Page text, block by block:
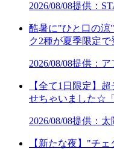
2026/08/08提供：
酷暑に"ひと口の涼
ク2種が夏季限定で
2026/08/08提供：ア
【全て1日限定】
せちゃいました☆
2026/08/08提供：太
【新たな夜】"チ